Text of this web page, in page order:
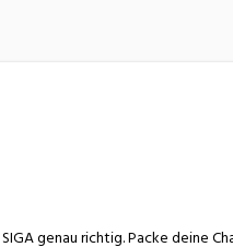
genau richtig. Packe deine